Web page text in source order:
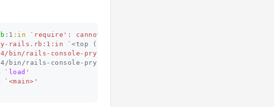
: 1 :in
`require': cannot load such file -- pry-rails/version
rails.rb:1:in `
<top (
bin/rails-console-pry:37:in `require'
4/ bin / rails - console - pry
`
load '
`<main>'